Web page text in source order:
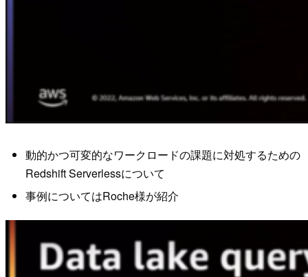
動的かつ可変的なワークロードの課題に対処するための
Redshift Serverlessについて
事例についてはRoche様が紹介